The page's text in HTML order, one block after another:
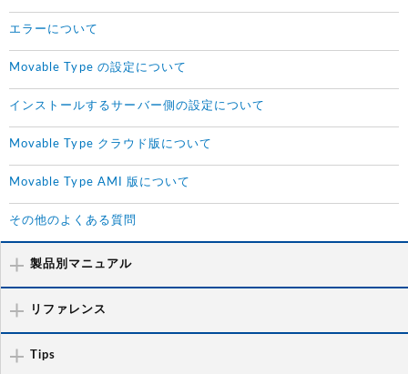
エラーについて
Movable Type の設定について
インストールするサーバー側の設定について
Movable Type クラウド版について
Movable Type AMI 版について
その他のよくある質問
製品別マニュアル
リファレンス
Tips